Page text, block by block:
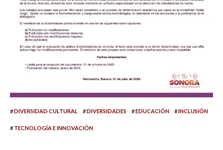
#DIVERSIDAD CULTURAL #DIVERSIDADES #EDUCACIÓN #INCLUSIÓN
#TECNOLOGÍA E INNOVACIÓN